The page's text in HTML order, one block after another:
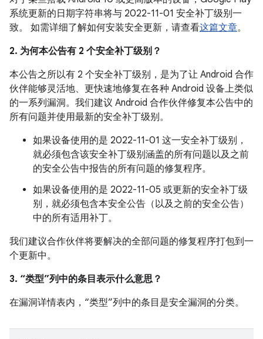
系统更新的日期字符串将与 2022-11-01 安全补丁级别一
致。 如需详细了解如何安装安全更新，请查看这篇文章。
2. 为何本公告有 2 个安全补丁级别？
本公告之所以有 2 个安全补丁级别，是为了让 Android 合作
伙伴能够灵活地、更快速地修复在各种 Android 设备上类似
的一系列漏洞。我们建议 Android 合作伙伴修复本公告中的
所有问题并使用最新的安全补丁级别。
如果设备使用的是 2022-11-01 这一安全补丁级别，
就必须包含该安全补丁级别涵盖的所有问题以及之前
的安全公告中报告的所有问题的修复程序。
如果设备使用的是 2022-11-05 或更新的安全补丁级
别，就必须包含本安全公告（以及之前的安全公告）
中的所有适用补丁。
我们建议合作伙伴将要解决的全部问题的修复程序打包到一
个更新中。
3. “类型”列中的条目表示什么意思？
在漏洞详情表内，“类型”列中的条目是安全漏洞的分类。